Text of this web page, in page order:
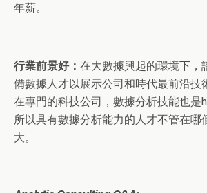
年薪。
行業前景好： 在大數據興起的環境下，
備數據人才以展示公司和時代最前沿技
在專門的科技公司，數據分析技能也是
所以具有數據分析能力的人才不管在哪
大。